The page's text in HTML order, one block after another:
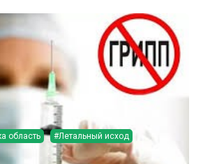
область #Летальный исход